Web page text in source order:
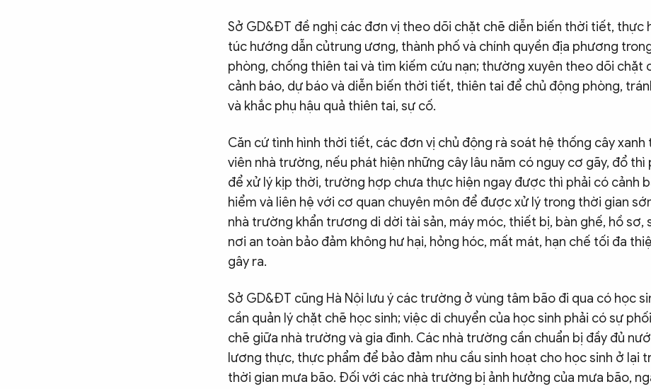
Sở GD&ĐT đề nghị các đơn vị theo dõi chặt chẽ diễn biến thời tiết, thực
túc hướng dẫn củtrung ương, thành phố và chính quyền địa phương
phòng, chống thiên tai và tìm kiếm cứu nạn; thường xuyên theo dõi chặt
cảnh báo, dự báo và diễn biến thời tiết, thiên tai để chủ động phòng,
và khắc phụ hậu quả thiên tai, sự cố.
Căn cứ tình hình thời tiết, các đơn vị chủ động rà soát hệ thống cây xanh
viên nhà trường, nếu phát hiện những cây lâu năm có nguy cơ gãy, đổ thì
để xử lý kịp thời, trường hợp chưa thực hiện ngay được thì phải có cảnh
hiểm và liên hệ với cơ quan chuyên môn để được xử lý trong thời gian
nhà trường khẩn trương di dời tài sản, máy móc, thiết bị, bàn ghế, hồ sơ,
nơi an toàn bảo đảm không hư hại, hỏng hóc, mất mát, hạn chế tối đa
gây ra.
Sở GD&ĐT cũng Hà Nội lưu ý các trường ở vùng tâm bão đi qua có học
cần quản lý chặt chẽ học sinh; việc di chuyển của học sinh phải có sự
chẽ giữa nhà trường và gia đình. Các nhà trường cần chuẩn bị đầy đủ
lương thực, thực phẩm để bảo đảm nhu cầu sinh hoạt cho học sinh ở lại
thời gian mưa bão. Đối với các nhà trường bị ảnh hưởng của mưa bão,